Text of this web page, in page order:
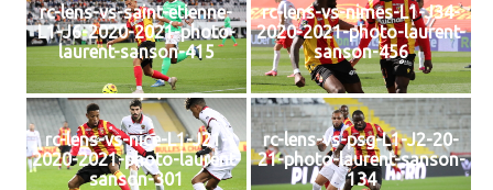
rc-lens-vs-saint-etienne-
L1-J6-2020-2021-photo-
laurent-sanson-415
rc-lens-vs-nimes-L1-J34-
2020-2021-photo-laurent-
sanson-456
rc-lens-vs-nice-L1-J21-
2020-2021-photo-laurent-
sanson-301
rc-lens-vs-psg-L1-J2-20-
21-photo-laurent-sanson-
134